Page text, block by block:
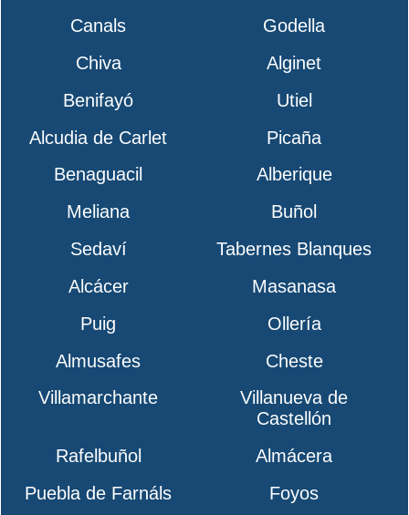
Canals
Godella
Chiva
Alginet
Benifayó
Utiel
Alcudia de Carlet
Picaña
Benaguacil
Alberique
Meliana
Buñol
Sedaví
Tabernes Blanques
Alcácer
Masanasa
Puig
Ollería
Almusafes
Cheste
Villamarchante
Villanueva de
Castellón
Rafelbuñol
Almácera
Puebla de Farnáls
Foyos